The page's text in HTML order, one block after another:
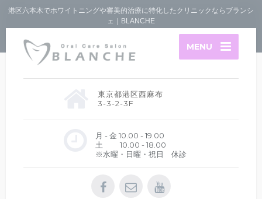
港区六本木でホワイトニングや審美的治療に特化したクリニックならブランシ
ェ｜BLANCHE
MENU
東京都港区西麻布
3-3-2-3F
月 - 金 10.00 - 19.00
土 10.00 - 18.00
※水曜・日曜・祝日 休診